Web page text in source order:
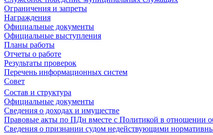
Ограничения и запреты
Награждения
Официальные документы
Официальные выступления
Планы работы
Отчеты о работе
Результаты проверок
Перечень информационных систем
Совет
Состав и структура
Официальные документы
Сведения о доходах и имуществе
Правовые акты по ПДн вместе с Политикой в отношении
Сведения о признании судом недействующими